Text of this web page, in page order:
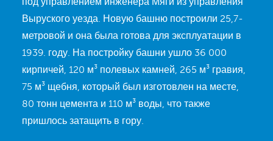
Выруского уезда. Новую башню построили 25,7-
метровой и она была готова для эксплуатации в
1939. году. На постройку башни ушло 36 000
кирпичей, 120 м³ полевых камней, 265 м³ гравия,
75 м³ щебня, который был изготовлен на месте,
80 тонн цемента и 110 м³ воды, что также
пришлось затащить в гору.